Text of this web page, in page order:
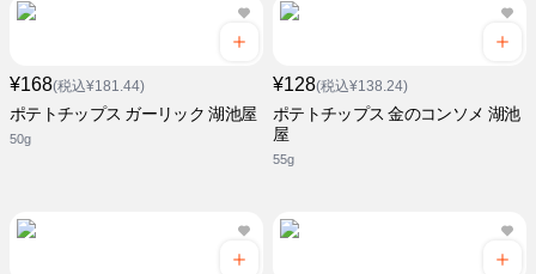
¥168(税込¥181.44)
ポテトチップス ガーリック 湖池屋
50g
¥128(税込¥138.24)
ポテトチップス 金のコンソメ 湖池
屋
55g